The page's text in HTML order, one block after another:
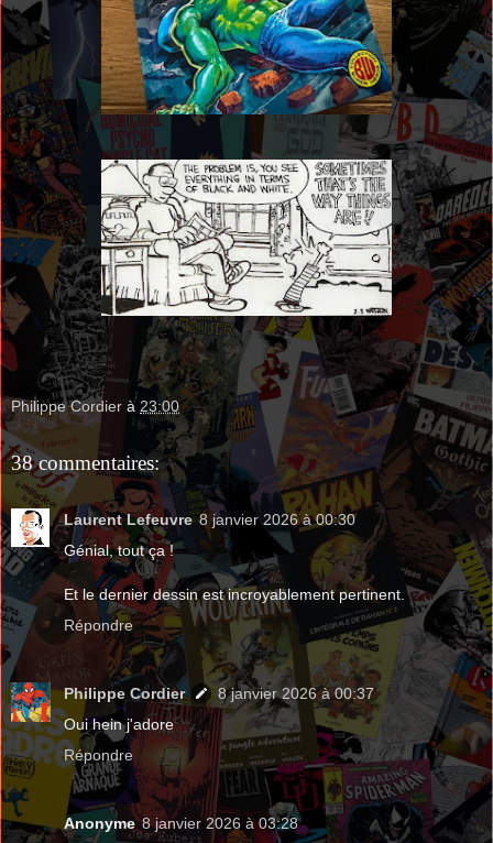
Philippe Cordier à 23:00
38 commentaires:
Laurent Lefeuvre 8 janvier 2026 à 00:30
Génial, tout ça !
Et le dernier dessin est incroyablement pertinent.
Répondre
Philippe Cordier
8 janvier 2026 à 00:37
Oui hein j'adore
Répondre
Anonyme 8 janvier 2026 à 03:28